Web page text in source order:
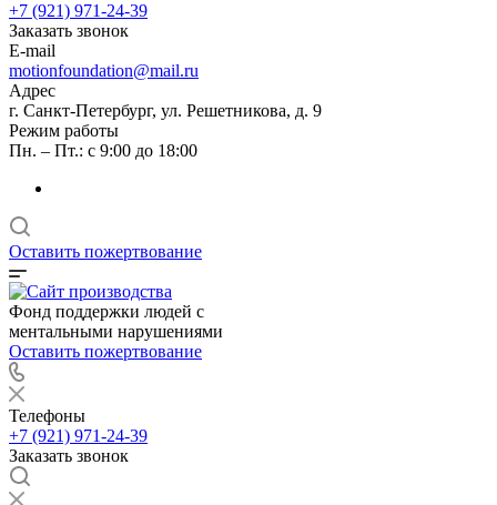
+7 (921) 971-24-39
Заказать звонок
E-mail
motionfoundation@mail.ru
Адрес
г. Санкт-Петербург, ул. Решетникова, д. 9
Режим работы
Пн. – Пт.: с 9:00 до 18:00
Оставить пожертвование
Фонд поддержки людей с
ментальными нарушениями
Оставить пожертвование
Телефоны
+7 (921) 971-24-39
Заказать звонок